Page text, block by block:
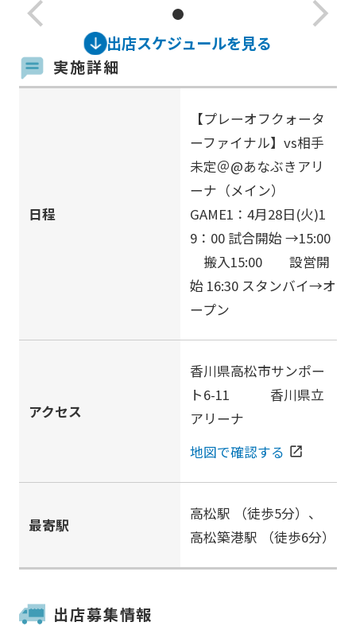
arrow_back_ios_new arrow_forward_ios
出店スケジュールを見る
実施詳細
日程
【プレーオフクォータ
ーファイナル】vs相手
未定＠@あなぶきアリ
ーナ（メイン）
GAME1：4月28日(火)1
9：00 試合開始 →15:00
搬入15:00 設営開
始 16:30 スタンバイ→オ
ープン
アクセス
香川県高松市サンポー
ト6-11 香川県立
アリーナ
地図で確認する open_in_new
最寄駅
高松駅
（徒歩5分）、
高松築港駅
（徒歩6分）
出店募集情報